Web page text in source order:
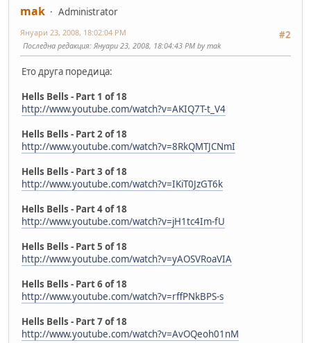
mak
Administrator
#2
Януари 23, 2008, 18:02:04 PM
Последна редакция: Януари 23, 2008, 18:04:43 PM by mak
Ето друга поредица:
Hells Bells - Part 1 of 18
http://www.youtube.com/watch?v=AKIQ7T-t_V4
Hells Bells - Part 2 of 18
http://www.youtube.com/watch?v=8RkQMTJCNmI
Hells Bells - Part 3 of 18
http://www.youtube.com/watch?v=IKiT0JzGT6k
Hells Bells - Part 4 of 18
http://www.youtube.com/watch?v=jH1tc4Im-fU
Hells Bells - Part 5 of 18
http://www.youtube.com/watch?v=yAOSVRoaVIA
Hells Bells - Part 6 of 18
http://www.youtube.com/watch?v=rffPNkBPS-s
Hells Bells - Part 7 of 18
http://www.youtube.com/watch?v=AvOQeoh01nM